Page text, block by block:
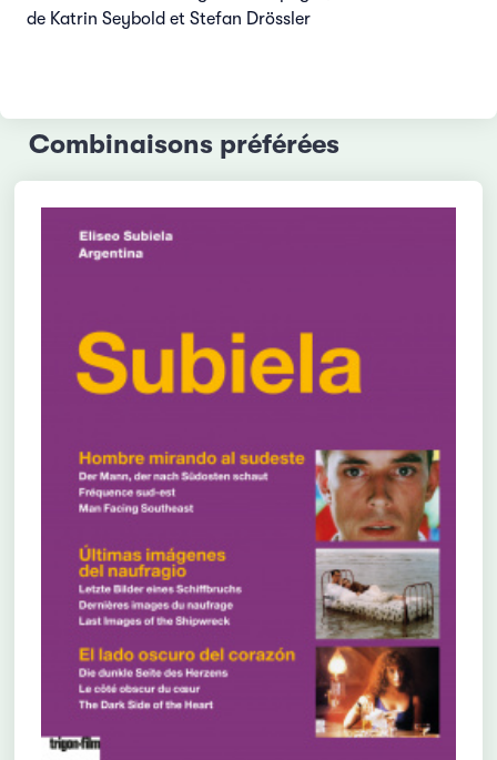
de Katrin Seybold et Stefan Drössler
Combinaisons préférées